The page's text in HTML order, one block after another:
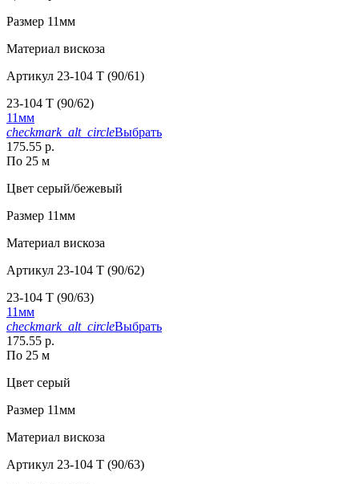
Размер 11мм
Материал вискоза
Артикул 23-104 T (90/61)
23-104 T (90/62)
11мм
checkmark_alt_circleВыбрать
175.55 р.
По 25 м
Цвет серый/бежевый
Размер 11мм
Материал вискоза
Артикул 23-104 T (90/62)
23-104 T (90/63)
11мм
checkmark_alt_circleВыбрать
175.55 р.
По 25 м
Цвет серый
Размер 11мм
Материал вискоза
Артикул 23-104 T (90/63)